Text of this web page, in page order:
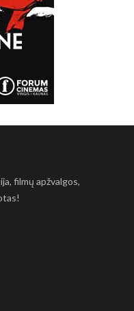
filmų apžvalgos,